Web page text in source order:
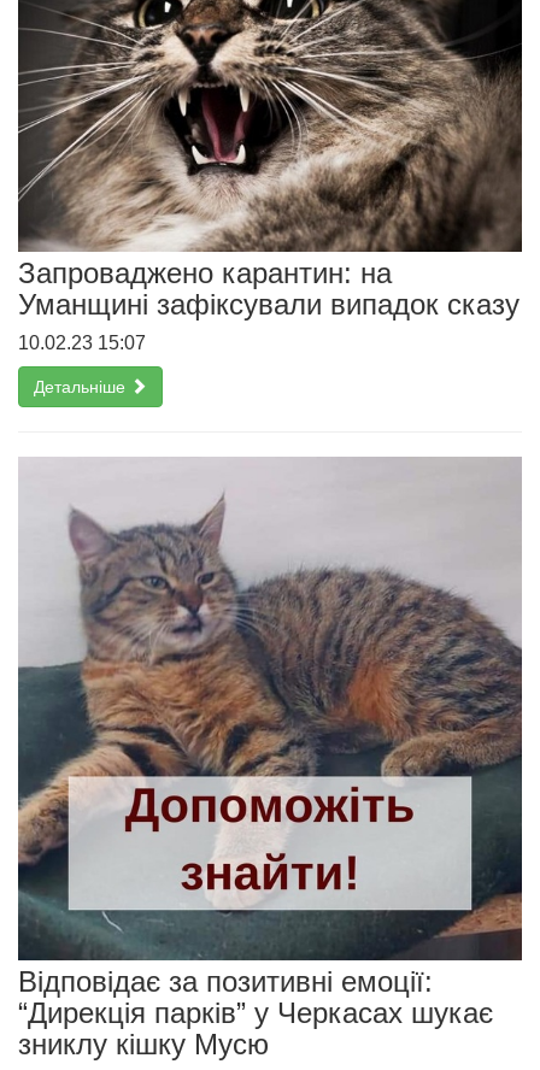
Запроваджено карантин: на
Уманщині зафіксували випадок сказу
10.02.23 15:07
Детальніше
Відповідає за позитивні емоції:
“Дирекція парків” у Черкасах шукає
зниклу кішку Мусю